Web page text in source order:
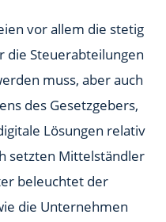
vor allem die stetig
die Steuerabteilungen
muss, aber auch
des Gesetzgebers,
Lösungen relativ
setzten Mittelständler
beleuchtet der
die Unternehmen